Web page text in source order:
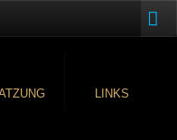
LINKS